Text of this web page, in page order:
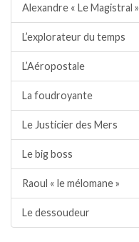
Alexandre « Le Magistral »
L’explorateur du temps
L’Aéropostale
La foudroyante
Le Justicier des Mers
Le big boss
Raoul « le mélomane »
Le dessoudeur